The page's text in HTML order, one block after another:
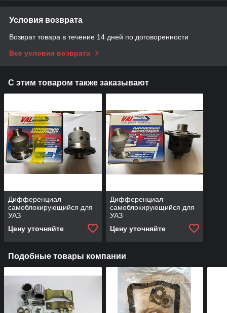
Условия возврата
Возврат товара в течение 14 дней по договоренности
Все условия возврата
С этим товаром также заказывают
Дифференциал
самоблокирующийся для
УАЗ
Цену уточняйте
Дифференциал
самоблокирующийся для
УАЗ
Цену уточняйте
Подобные товары компании